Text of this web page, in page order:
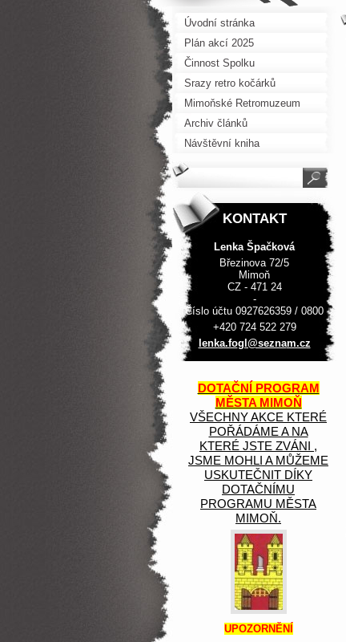
Úvodní stránka
Plán akcí 2025
Činnost Spolku
Srazy retro kočárků
Mimoňské Retromuzeum
Archiv článků
Návštěvní kniha
KONTAKT
Lenka Špačková
Březinova 72/5
Mimoň
CZ - 471 24
-
Číslo účtu 0927626359 / 0800
+420 724 522 279
lenka.fogl@seznam.cz
DOTAČNÍ PROGRAM
MĚSTA MIMOŇ
VŠECHNY AKCE KTERÉ
POŘÁDÁME A NA
KTERÉ JSTE ZVÁNI ,
JSME MOHLI A MŮŽEME
USKUTEČNIT DÍKY
DOTAČNÍMU
PROGRAMU MĚSTA
MIMOŇ.
UPOZORNĚNÍ